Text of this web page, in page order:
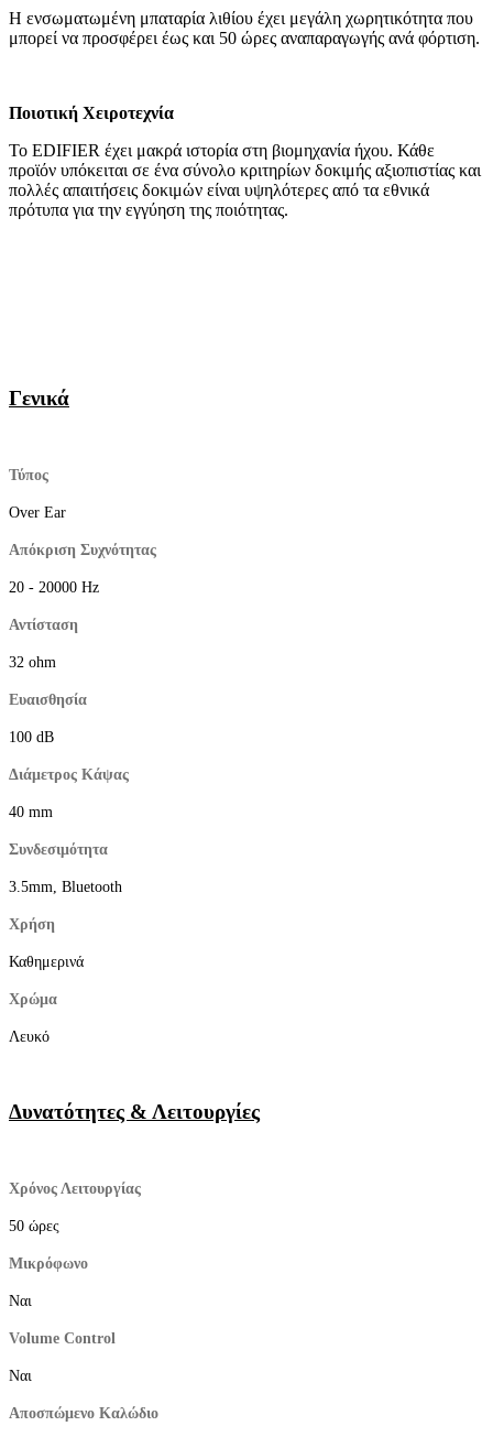
Η ενσωματωμένη μπαταρία λιθίου έχει μεγάλη χωρητικότητα που
μπορεί να προσφέρει έως και 50 ώρες αναπαραγωγής ανά φόρτιση.
Ποιοτική Χειροτεχνία
Το EDIFIER έχει μακρά ιστορία στη βιομηχανία ήχου. Κάθε
προϊόν υπόκειται σε ένα σύνολο κριτηρίων δοκιμής αξιοπιστίας και
πολλές απαιτήσεις δοκιμών είναι υψηλότερες από τα εθνικά
πρότυπα για την εγγύηση της ποιότητας.
Γενικά
Τύπος
Over Ear
Απόκριση Συχνότητας
20 - 20000 Hz
Αντίσταση
32 ohm
Ευαισθησία
100 dB
Διάμετρος Κάψας
40 mm
Συνδεσιμότητα
3.5mm, Bluetooth
Χρήση
Καθημερινά
Χρώμα
Λευκό
Δυνατότητες & Λειτουργίες
Χρόνος Λειτουργίας
50 ώρες
Μικρόφωνο
Ναι
Volume Control
Ναι
Αποσπώμενο Καλώδιο